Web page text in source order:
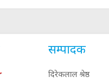
सम्पादक
दिरेकलाल श्रेष्ठ